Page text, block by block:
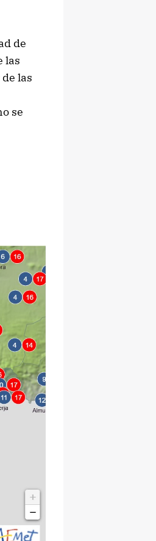
de
las
las
se